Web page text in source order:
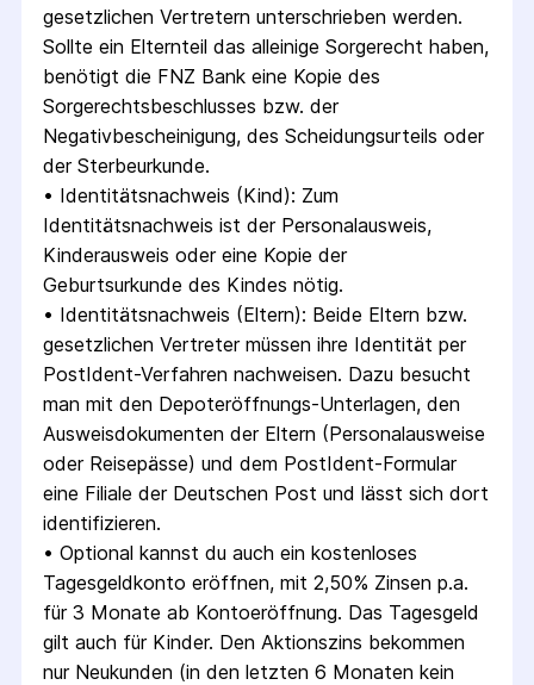
gesetzlichen Vertretern unterschrieben werden.
Sollte ein Elternteil das alleinige Sorgerecht haben,
benötigt die FNZ Bank eine Kopie des
Sorgerechtsbeschlusses bzw. der
Negativbescheinigung, des Scheidungsurteils oder
der Sterbeurkunde.
• Identitätsnachweis (Kind): Zum
Identitätsnachweis ist der Personal­ausweis,
Kinder­ausweis oder eine Kopie der
Geburtsurkunde des Kindes nötig.
• Identitätsnachweis (Eltern): Beide Eltern bzw.
gesetzlichen Vertreter müssen ihre Identität per
PostIdent-Verfahren nachweisen. Dazu besucht
man mit den Depoteröffnungs-Unterlagen, den
Ausweis­dokumenten der Eltern (Personalausweise
oder Reisepässe) und dem PostIdent-Formular
eine Filiale der Deutschen Post und lässt sich dort
identifizieren.
• Optional kannst du auch ein kostenloses
Tagesgeldkonto eröffnen, mit 2,50% Zinsen p.a.
für 3 Monate ab Kontoeröffnung. Das Tagesgeld
gilt auch für Kinder. Den Aktionszins bekommen
nur Neukunden (in den letzten 6 Monaten kein